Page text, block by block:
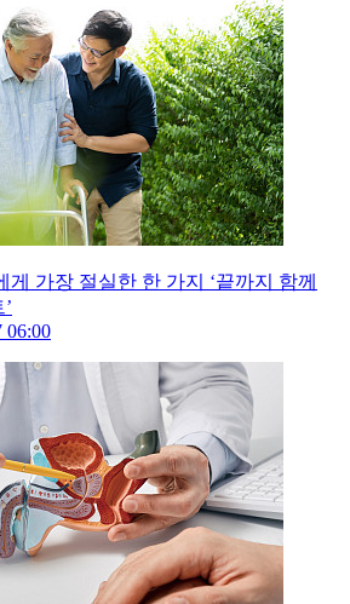
게 가장 절실한 한 가지 ‘끝까지 함께
06:00